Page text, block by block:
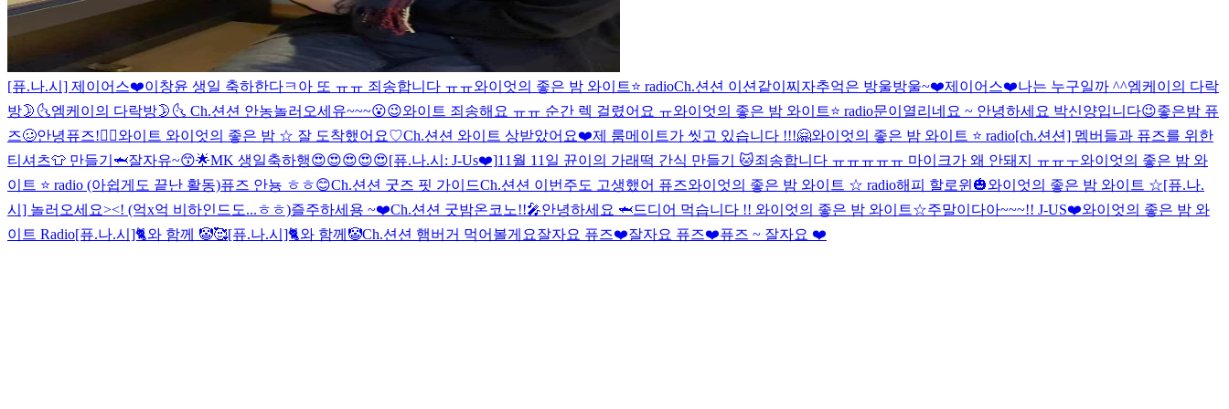
[퓨.나.시] 제이어스❤️이창윤 생일 축하한다ㅋ 아 또 ㅠㅠ 죄송합니다 ㅠㅠ와이엇의 좋은 밤 와이트⭐️ radioCh.션션 이션같이찌자추억은 방울방울~❤️제이어스❤️나는 누구일까 ^^엠케이의 다락
방🌛🌜엠케이의 다락방🌛🌜 Ch.션션 안농놀러오세유~~~😮😉와이트 죄송해요 ㅠㅠ 순간 렉 걸렸어요 ㅠ와이엇의 좋은 밤 와이트⭐️ radio문이열리네요 ~ 안녕하세요 박신양입니다😉좋은밤 퓨
즈🥴안녕퓨즈!👍🏻와이트 와이엇의 좋은 밤 ☆ 잘 도착했어요♡Ch.션션 와이트 상받았어요❤️제 룸메이트가 씻고 있습니다 !!!🤗와이엇의 좋은 밤 와이트 ⭐️ radio[ch.션션] 멤버들과 퓨즈를 위한
티셔츠👕 만들기🦈잘자유~😙🌟MK 생일축하행😍😍😍😍😍[퓨.나.시: J-Us❤️]11월 11일 뀬이의 가래떡 간식 만들기 🐱죄송합니다 ㅠㅠㅠㅠㅠ 마이크가 왜 안돼지 ㅠㅠㅜ와이엇의 좋은 밤 와
이트 ⭐️ radio (아쉽게도 끝난 활동)퓨즈 안뇽 ㅎㅎ😊Ch.션션 굿즈 핏 가이드Ch.션션 이번주도 고생했어 퓨즈와이엇의 좋은 밤 와이트 ☆ radio해피 할로윈🎃와이엇의 좋은 밤 와이트 ☆[퓨.나.
시] 놀러오세요><! (억x억 비하인드도...ㅎㅎ)즐주하세용 ~❤️Ch.션션 굿밤온코노!!🎤안녕하세요 🦈드디어 먹습니다 !! 와이엇의 좋은 밤 와이트☆주말이다아~~~!! J-US❤️와이엇의 좋은 밤 와
이트 Radio[퓨.나.시]🐈와 함께 🤡🥰[퓨.나.시]🐈와 함께🤡Ch.션션 햄버거 먹어볼게요잘자요 퓨즈❤️잘자요 퓨즈❤️퓨즈 ~ 잘자요 ❤️